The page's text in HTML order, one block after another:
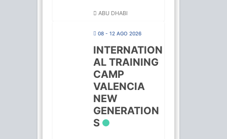
ABU DHABI
08 - 12 AGO 2026
INTERNATION
AL TRAINING
CAMP
VALENCIA
NEW
GENERATION
S